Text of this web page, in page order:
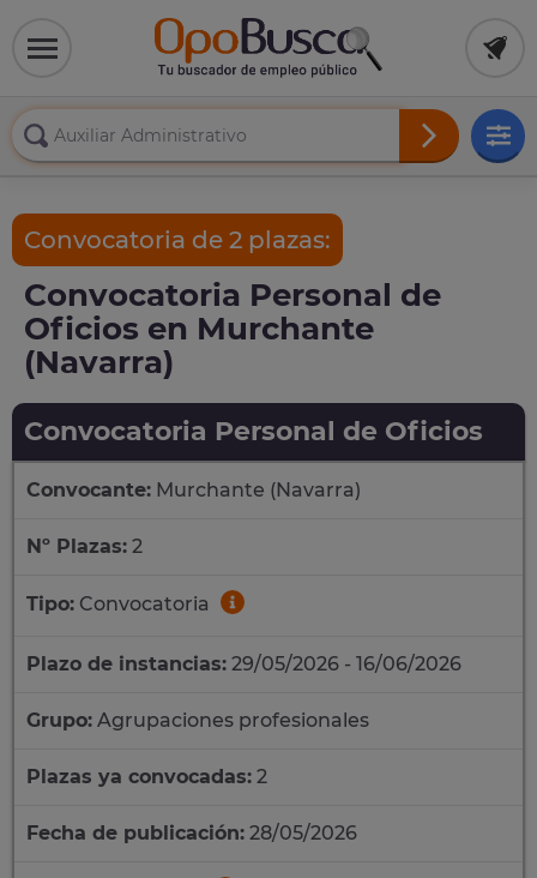
Convocatoria de 2 plazas:
Convocatoria Personal de
Oficios en Murchante
(Navarra)
Convocatoria Personal de Oficios
Convocante: Murchante (Navarra)
Nº Plazas: 2
Tipo: Convocatoria
Plazo de instancias: 29/05/2026 - 16/06/2026
Grupo: Agrupaciones profesionales
Plazas ya convocadas: 2
Fecha de publicación: 28/05/2026